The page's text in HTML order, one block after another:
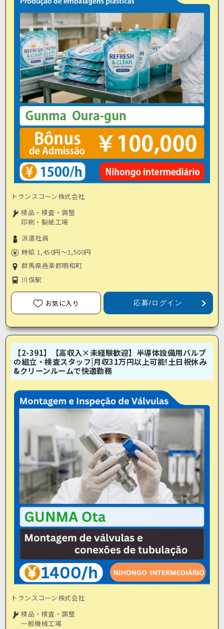
トランスコーン株式会社
検品・検査・調整
印刷・製紙工場
派遣社員
時給 1,450円～1,500円
群馬県邑楽郡明和町
川俣駅
お気に入り 応募/ログイン
【2-391】【高収入×未経験歓迎】半導体設備用バルブ
の組立・検査スタッフ|月収31万円以上可能!土日祝休み
&クリーンルームで快適勤務
トランスコーン株式会社
検品・検査・調整
一般機械工場